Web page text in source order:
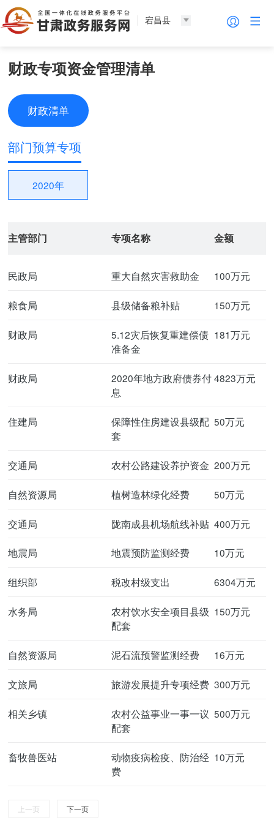
宕昌县
财政专项资金管理清单
财政清单
部门预算专项
2020年
主管部门 专项名称 金额
民政局 重大自然灾害救助金 100万元
粮食局 县级储备粮补贴 150万元
财政局
5.12灾后恢复重建偿债
准备金
181万元
财政局
2020年地方政府债券付
息
4823万元
住建局
保障性住房建设县级配
套
50万元
交通局 农村公路建设养护资金 200万元
自然资源局 植树造林绿化经费 50万元
交通局 陇南成县机场航线补贴 400万元
地震局 地震预防监测经费 10万元
组织部 税改村级支出 6304万元
水务局
农村饮水安全项目县级
配套
150万元
自然资源局 泥石流预警监测经费 16万元
文旅局 旅游发展提升专项经费 300万元
相关乡镇
农村公益事业一事一议
配套
500万元
畜牧兽医站
动物疫病检疫、防治经
费
10万元
上一页 下一页